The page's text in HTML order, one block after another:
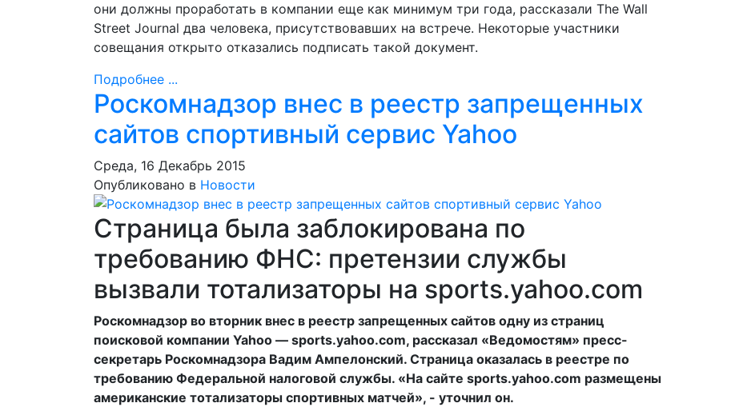
они должны проработать в компании еще как минимум три года, рассказали The Wall
Street Journal два человека, присутствовавших на встрече. Некоторые участники
совещания открыто отказались подписать такой документ.
Подробнее ...
Роскомнадзор внес в реестр запрещенных
сайтов спортивный сервис Yahoo
Среда, 16 Декабрь 2015
Опубликовано в Новости
Страница была заблокирована по
требованию ФНС: претензии службы
вызвали тотализаторы на sports.yahoo.com
Роскомнадзор во вторник внес в реестр запрещенных сайтов одну из страниц
поисковой компании Yahoo — sports.yahoo.com, рассказал «Ведомостям» пресс-
секретарь Роскомнадзора Вадим Ампелонский. Страница оказалась в реестре по
требованию Федеральной налоговой службы. «На сайте sports.yahoo.com размещены
американские тотализаторы спортивных матчей», - уточнил он.